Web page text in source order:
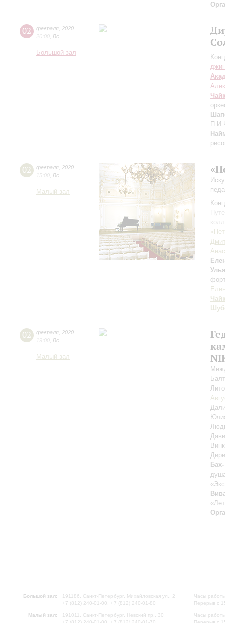
02 февраля 2020
20:00 Вс
Большой зал
02 февраля 2020
15:00 Вс
Малый зал
02 февраля 2020
19:00 Вс
Малый зал
Большой зал:
191186, Санкт-Петербург, Михайловская ул., 2
+7 (812) 240-01-00, +7 (812) 240-01-80
Малый зал:
191011, Санкт-Петербург, Невский пр., 30
Часы
Перерыв с
Часы